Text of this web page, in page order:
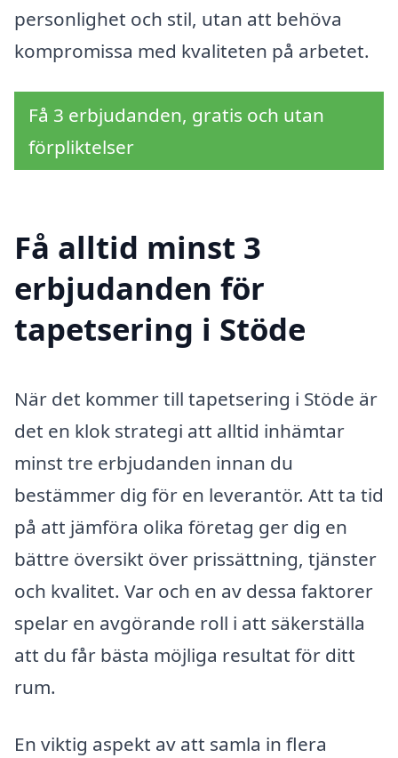
personlighet och stil, utan att behöva
kompromissa med kvaliteten på arbetet.
Få 3 erbjudanden, gratis och utan
förpliktelser
Få alltid minst 3
erbjudanden för
tapetsering i Stöde
När det kommer till tapetsering i Stöde är
det en klok strategi att alltid inhämtar
minst tre erbjudanden innan du
bestämmer dig för en leverantör. Att ta tid
på att jämföra olika företag ger dig en
bättre översikt över prissättning, tjänster
och kvalitet. Var och en av dessa faktorer
spelar en avgörande roll i att säkerställa
att du får bästa möjliga resultat för ditt
rum.
En viktig aspekt av att samla in flera